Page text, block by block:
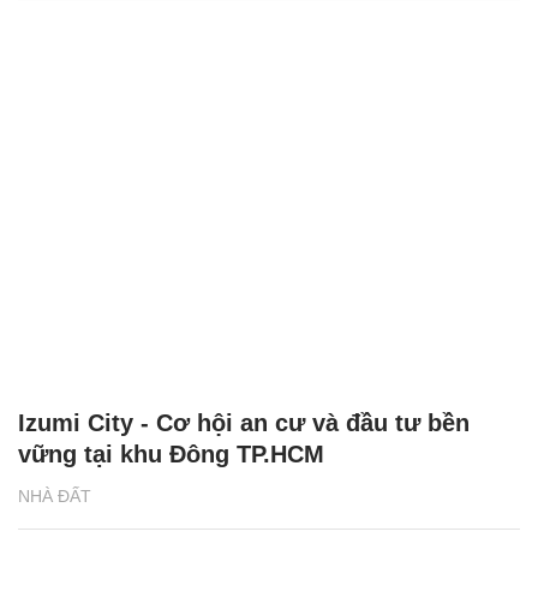
NHÀ ĐẤT
Izumi City - Cơ hội an cư và đầu tư bền
vững tại khu Đông TP.HCM